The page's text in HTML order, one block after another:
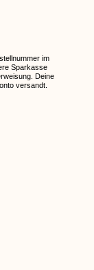
im
Sparkasse
Deine
versandt.